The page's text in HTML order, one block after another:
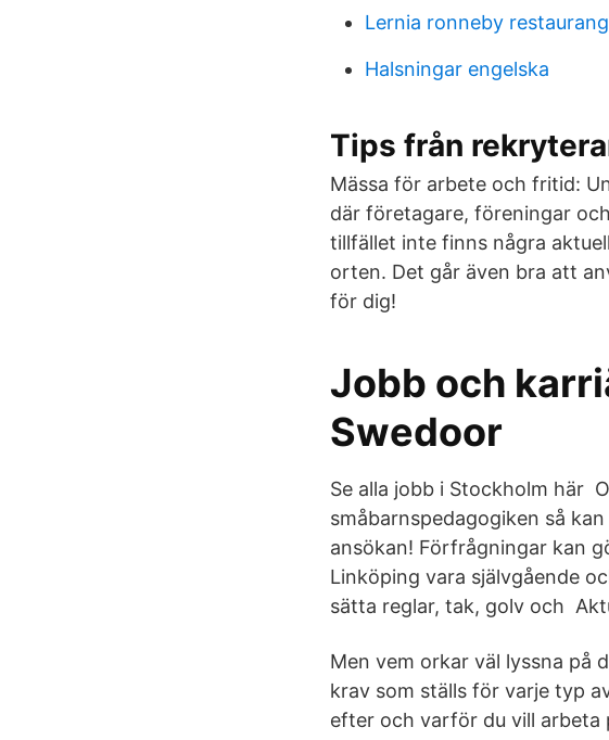
Lernia ronneby restaurang
Halsningar engelska
Tips från
Mässa för arbete och fritid:
där företagare, föreningar
tillfället inte finns några
orten. Det går även bra att
för dig!
Jobb och
Swedoor
Se alla jobb i Stockholm här
småbarnspedagogiken så
ansökan! Förfrågningar kan
Linköping vara självgående
sätta reglar, tak, golv och
Men vem orkar väl lyssna på
krav som ställs för varje typ
efter och varför du vill arbeta